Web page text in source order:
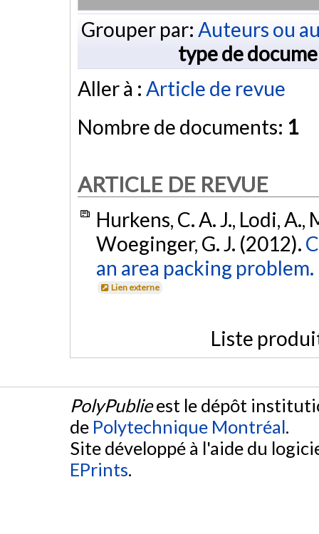
Grouper par: Auteurs ou
type de
Aller à : Article de revue
Nombre de documents: 1
ARTICLE DE REVUE
Hurkens, C. A. J., Lodi,
Woeginger, G. J. (2012).
an area packing problem.
Lien externe
Liste
PolyPublieest le dépôt
de Polytechnique Montréal.
Site développé à l'aide du
EPrints.